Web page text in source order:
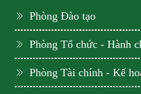
Phòng Đào tạo
Phòng Tổ chức - Hành
Phòng Tài chính - Kế